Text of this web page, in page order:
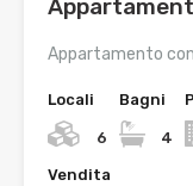
Appartamento
Locali
6
Bagni
4
Vendita